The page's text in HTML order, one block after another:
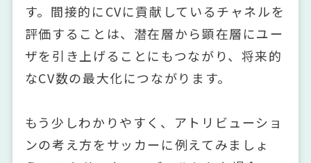
す。間接的にCVに貢献しているチャネルを
評価することは、潜在層から顕在層にユー
ザを引き上げることにもつながり、将来的
なCV数の最大化につながります。
もう少しわかりやすく、アトリビューショ
ンの考え方をサッカーに例えてみましょ